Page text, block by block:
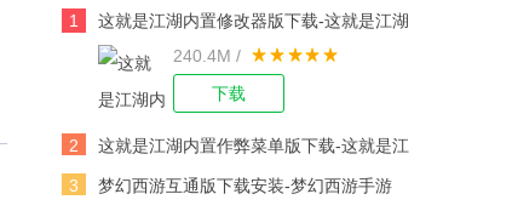
1
这就是江湖内置修改器版下载-这就是江湖
修改版v14.3.0安卓版下载
240.4M /
下载
2
这就是江湖内置作弊菜单版下载-这就是江
湖作弊版v14.3.0安卓版下载
3
梦幻西游互通版下载安装-梦幻西游手游